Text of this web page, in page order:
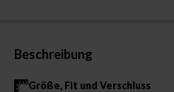
Beschreibung
Größe, Fit und Verschluss